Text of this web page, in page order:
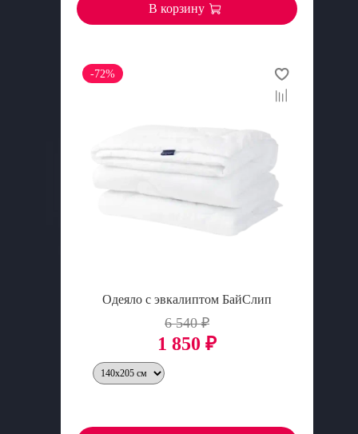
В корзину
-72%
Одеяло с эвкалиптом БайСлип
6 540 ₽
1 850 ₽